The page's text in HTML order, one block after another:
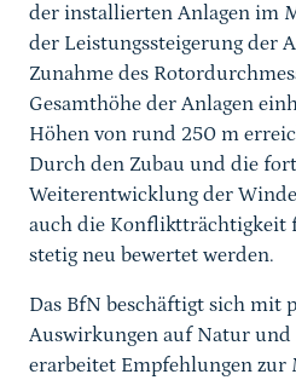
der installierten Anlagen im
der Leistungssteigerung der
Zunahme des
Gesamthöhe der Anlagen
Höhen von rund 250 m
Durch den Zubau und die
Weiterentwicklung der
auch die Konfliktträchtigkeit
stetig neu bewertet werden.
Das BfN beschäftigt sich mit
Auswirkungen auf Natur
erarbeitet Empfehlungen zur